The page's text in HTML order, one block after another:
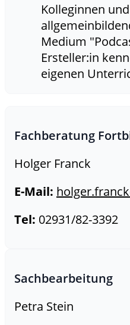
Kolleginnen
Medium
Ersteller:in
eigenen
Fachberatung
Holger Franck
E-Mail:
Tel: 02931/82-3392
Sachbearbeitung
Petra Stein